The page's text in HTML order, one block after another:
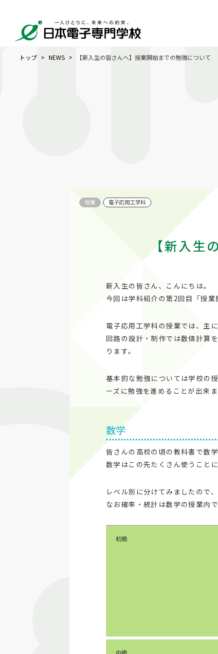
トップ NEWS 【新入生の皆さんへ】授業開始までの勉強について
授業 電子応用工学科
【新入生
新入生の皆さん、こんにちは。
今回は学科紹介の第2回目「授
電子応用工学科の授業では、主
回路の設計・制作では数値計算
ります。
基本的な勉強については学校の
ーズに勉強を進めることが出来
数学
皆さんの高校の頃の教科書で数
数学はこの先たくさん使うこと
レベル別に分けてみましたので
なお確率・統計は数学の授業内
初級
中級